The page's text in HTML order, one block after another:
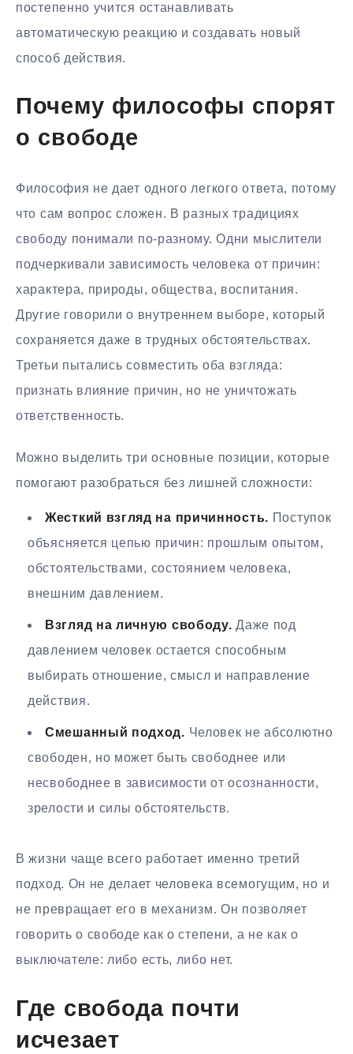
постепенно учится останавливать
автоматическую реакцию и создавать новый
способ действия.
Почему философы спорят
о свободе
Философия не дает одного легкого ответа, потому
что сам вопрос сложен. В разных традициях
свободу понимали по-разному. Одни мыслители
подчеркивали зависимость человека от причин:
характера, природы, общества, воспитания.
Другие говорили о внутреннем выборе, который
сохраняется даже в трудных обстоятельствах.
Третьи пытались совместить оба взгляда:
признать влияние причин, но не уничтожать
ответственность.
Можно выделить три основные позиции, которые
помогают разобраться без лишней сложности:
Жесткий взгляд на причинность. Поступок
объясняется цепью причин: прошлым опытом,
обстоятельствами, состоянием человека,
внешним давлением.
Взгляд на личную свободу. Даже под
давлением человек остается способным
выбирать отношение, смысл и направление
действия.
Смешанный подход. Человек не абсолютно
свободен, но может быть свободнее или
несвободнее в зависимости от осознанности,
зрелости и силы обстоятельств.
В жизни чаще всего работает именно третий
подход. Он не делает человека всемогущим, но и
не превращает его в механизм. Он позволяет
говорить о свободе как о степени, а не как о
выключателе: либо есть, либо нет.
Где свобода почти
исчезает